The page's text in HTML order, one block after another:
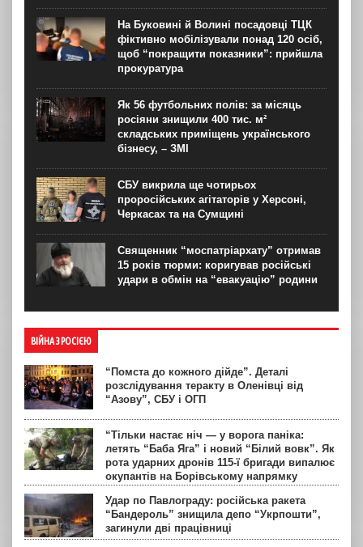
На Буковині й Волині посадовці ТЦК
фіктивно мобілізували понад 120 осіб,
щоб “покращити показники”: прийшла
прокуратура
Як 56 футбольних полів: за місяць
росіяни знищили 400 тис. м²
складських приміщень українського
бізнесу, – ЗМІ
СБУ викрила ще чотирьох
проросійських агітаторів у Херсоні,
Черкасах та на Сумщині
Священник “моспатріархату” отримав
15 років тюрми: коригував російські
удари в обмін на “евакуацію” родини
ВІЙНА З РОСІЄЮ
“Помста до кожного дійде”. Деталі
розслідування теракту в Оленівці від
“Азову”, СБУ і ОГП
“Тільки настає ніч — у ворога паніка:
летять “Баба Яга” і новий “Білий вовк”. Як
рота ударних дронів 115-ї бригади випалює
окупантів на Борівському напрямку
Удар по Павлограду: російська ракета
“Бандероль” знищила депо “Укрпошти”,
загинули дві працівниці